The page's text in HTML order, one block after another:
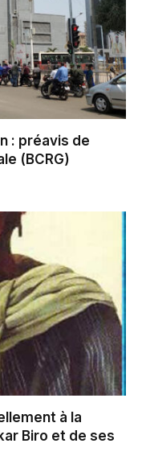
: préavis de
(BCRG)
à la
Biro et de ses